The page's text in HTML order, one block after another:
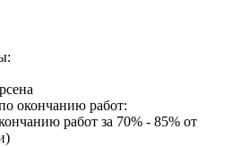
окончанию работ:
работ за 70% - 85% от